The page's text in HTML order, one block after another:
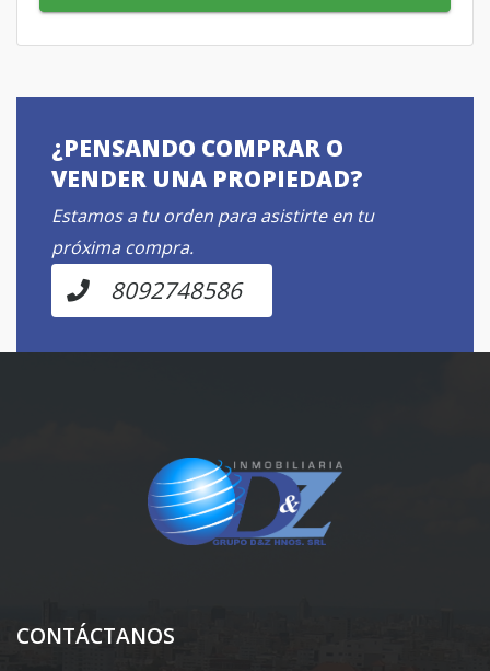
¿PENSANDO COMPRAR O
VENDER UNA PROPIEDAD?
Estamos a tu orden para asistirte en tu
próxima compra.
8092748586
CONTÁCTANOS